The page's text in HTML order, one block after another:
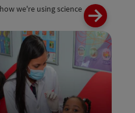
we're using science